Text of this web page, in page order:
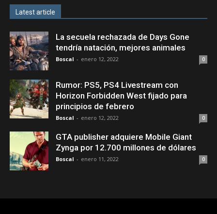
Latest article
La secuela rechazada de Days Gone
tendría natación, mejores animales
Boscal - enero 12, 2022 0
Rumor: PS5, PS4 Livestream con
Horizon Forbidden West fijado para
principios de febrero
Boscal - enero 12, 2022 0
GTA publisher adquiere Mobile Giant
Zynga por 12.700 millones de dólares
Boscal - enero 11, 2022 0